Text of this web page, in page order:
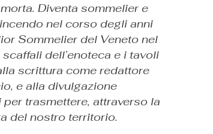
Diventa sommelier e
nel corso degli anni
Sommelier del Veneto nel
dell’enoteca e i tavoli
scrittura come redattore
e alla divulgazione
trasmettere, attraverso la
del nostro territorio.